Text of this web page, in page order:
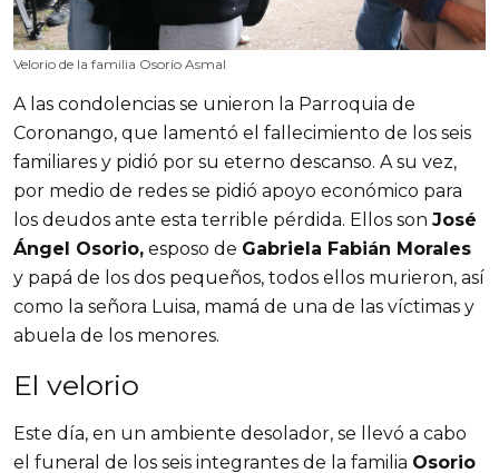
Velorio de la familia Osorio Asmal
A las condolencias se unieron la Parroquia de
Coronango, que lamentó el fallecimiento de los seis
familiares y pidió por su eterno descanso. A su vez,
por medio de redes se pidió apoyo económico para
los deudos ante esta terrible pérdida. Ellos son José
Ángel Osorio, esposo de
y papá de los dos pequeños, todos ellos murieron, así
como la señora Luisa, mamá de una de las víctimas y
abuela de los menores.
El velorio
Este día, en un ambiente desolador, se llevó a cabo
el funeral de los seis integrantes de la familia Osorio